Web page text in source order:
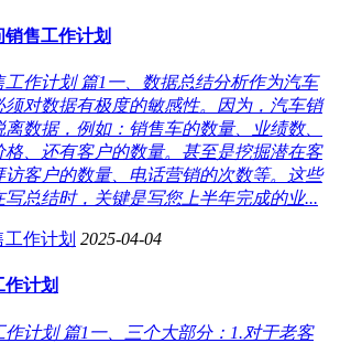
销售工作计划
工作计划 篇1一、数据总结分析作为汽车
须对数据有极度的敏感性。因为，汽车销
数据，例如：销售车的数量、业绩数、
格、还有客户的数量。甚至是挖掘潜在客
访客户的数量、电话营销的次数等。这些
写总结时，关键是写您上半年完成的业...
作计划 2025-04-04
计划
作计划 篇1一、三个大部分：1.对于老客